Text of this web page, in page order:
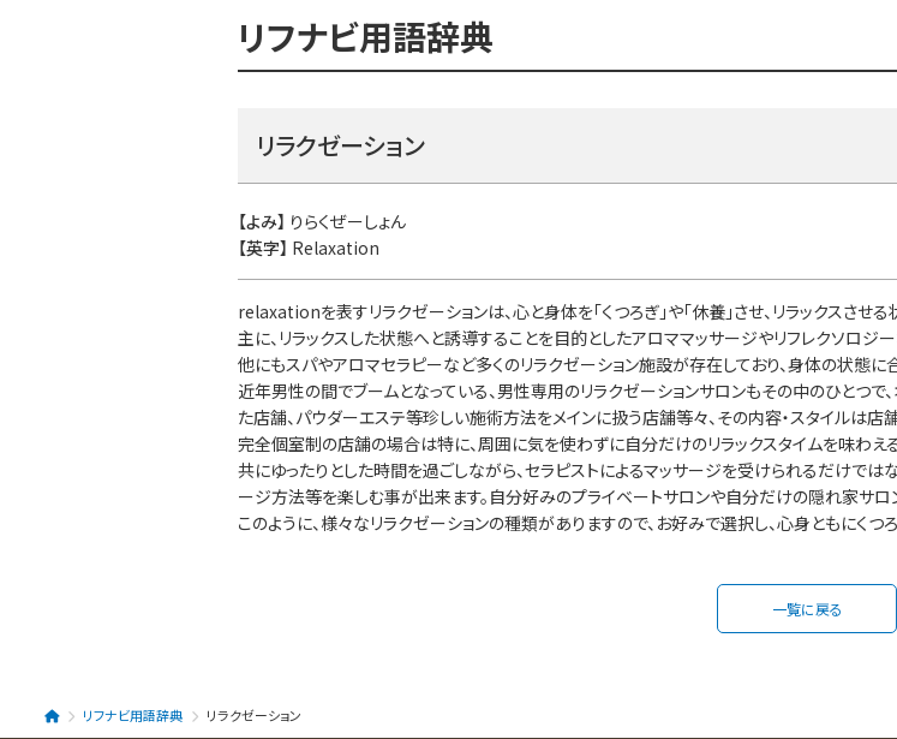
リフナビ用語辞典
リラクゼーション
【よみ】 りらくぜーしょん
【英字】 Relaxation
relaxationを表すリラクゼーションは、心と身体を「くつろぎ」や「休養」させ、リラックスさせる
主に、リラックスした状態へと誘導することを目的としたアロママッサージやリフレクソロジー
他にもスパやアロマセラピーなど多くのリラクゼーション施設が存在しており、身体の状態
近年男性の間でブームとなっている、男性専用のリラクゼーションサロンもその中のひとつで
た店舗、パウダーエステ等珍しい施術方法をメインに扱う店舗等々、その内容・スタイルは店舗
完全個室制の店舗の場合は特に、周囲に気を使わずに自分だけのリラックスタイムを味わえ
共にゆったりとした時間を過ごしながら、セラピストによるマッサージを受けられるだけでは
ージ方法等を楽しむ事が出来ます。自分好みのプライベートサロンや自分だけの隠れ家サロ
このように、様々なリラクゼーションの種類がありますので、お好みで選択し、心身ともにく
一覧に戻る
リフナビ用語辞典 リラクゼーション